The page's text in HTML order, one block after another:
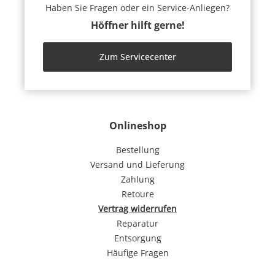
Onlineshop
Bestellung
Versand und Lieferung
Zahlung
Retoure
Vertrag widerrufen
Reparatur
Entsorgung
Häufige Fragen
Haben Sie Fragen oder ein Service-Anliegen?
Höffner hilft gerne!
Zum Servicecenter